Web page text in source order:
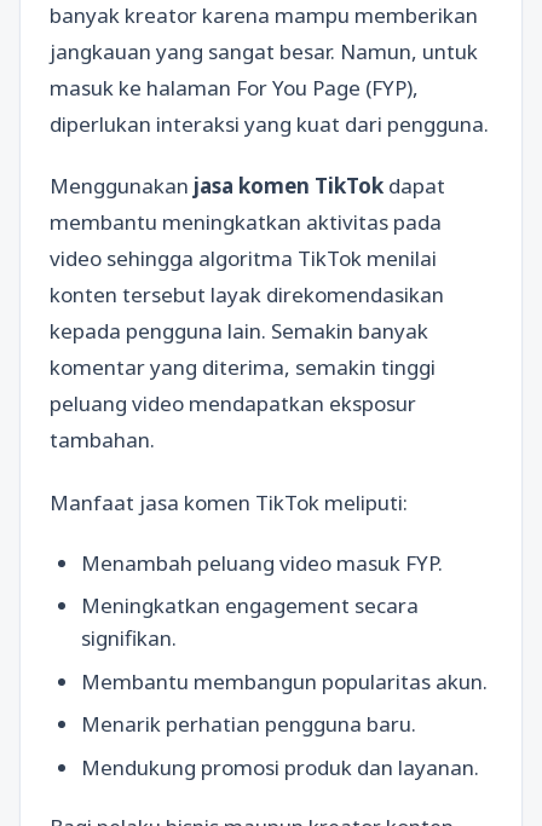
banyak kreator karena mampu memberikan
jangkauan yang sangat besar. Namun, untuk
masuk ke halaman For You Page (FYP),
diperlukan interaksi yang kuat dari pengguna.
Menggunakan jasa komen TikTok dapat
membantu meningkatkan aktivitas pada
video sehingga algoritma TikTok menilai
konten tersebut layak direkomendasikan
kepada pengguna lain. Semakin banyak
komentar yang diterima, semakin tinggi
peluang video mendapatkan eksposur
tambahan.
Manfaat jasa komen TikTok meliputi:
Menambah peluang video masuk FYP.
Meningkatkan engagement secara
signifikan.
Membantu membangun popularitas akun.
Menarik perhatian pengguna baru.
Mendukung promosi produk dan layanan.